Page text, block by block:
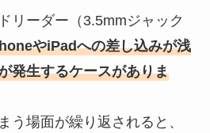
リーダー（3.5mmジャック
やiPadへの差し込みが浅
発生するケースがありま
う場面が繰り返されると、